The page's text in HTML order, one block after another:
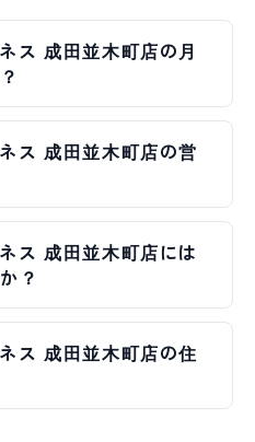
ス 成田並木町店の月
ス 成田並木町店の営
ス 成田並木町店には
？
ス 成田並木町店の住